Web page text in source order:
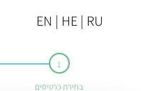
EN | HE | RU
בחירת כרטיסים